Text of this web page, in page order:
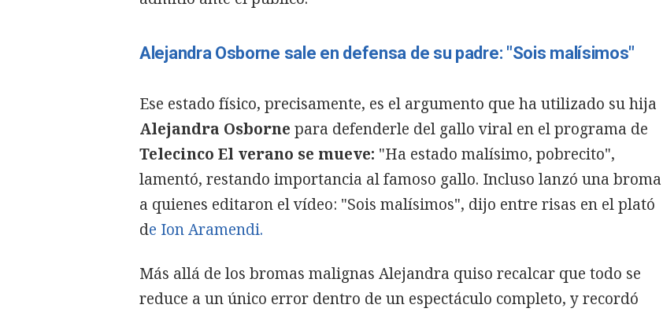
Alejandra Osborne sale en defensa de su padre: "Sois malísimos"
Ese estado físico, precisamente, es el argumento que ha utilizado su hija
Alejandra Osborne para defenderle del gallo viral en el programa de
Telecinco El verano se mueve: "Ha estado malísimo, pobrecito",
lamentó, restando importancia al famoso gallo. Incluso lanzó una broma
a quienes editaron el vídeo: "Sois malísimos", dijo entre risas en el plató
de Ion Aramendi.
Más allá de los bromas malignas Alejandra quiso recalcar que todo se
reduce a un único error dentro de un espectáculo completo, y recordó